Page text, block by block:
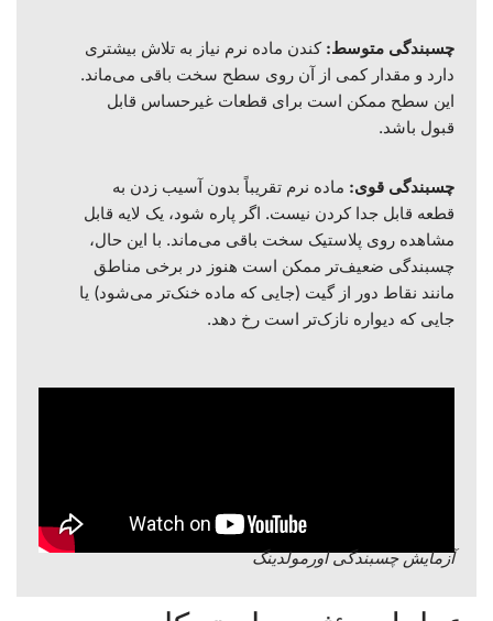
چسبندگی متوسط: کندن ماده نرم نیاز به تلاش بیشتری
دارد و مقدار کمی از آن روی سطح سخت باقی می‌ماند.
این سطح ممکن است برای قطعات غیرحساس قابل
قبول باشد.
چسبندگی قوی: ماده نرم تقریباً بدون آسیب زدن به
قطعه قابل جدا کردن نیست. اگر پاره شود، یک لایه قابل
مشاهده روی پلاستیک سخت باقی می‌ماند. با این حال،
چسبندگی ضعیف‌تر ممکن است هنوز در برخی مناطق
مانند نقاط دور از گیت (جایی که ماده خنک‌تر می‌شود) یا
جایی که دیواره نازک‌تر است رخ دهد.
آزمایش چسبندگی اورمولدینگ